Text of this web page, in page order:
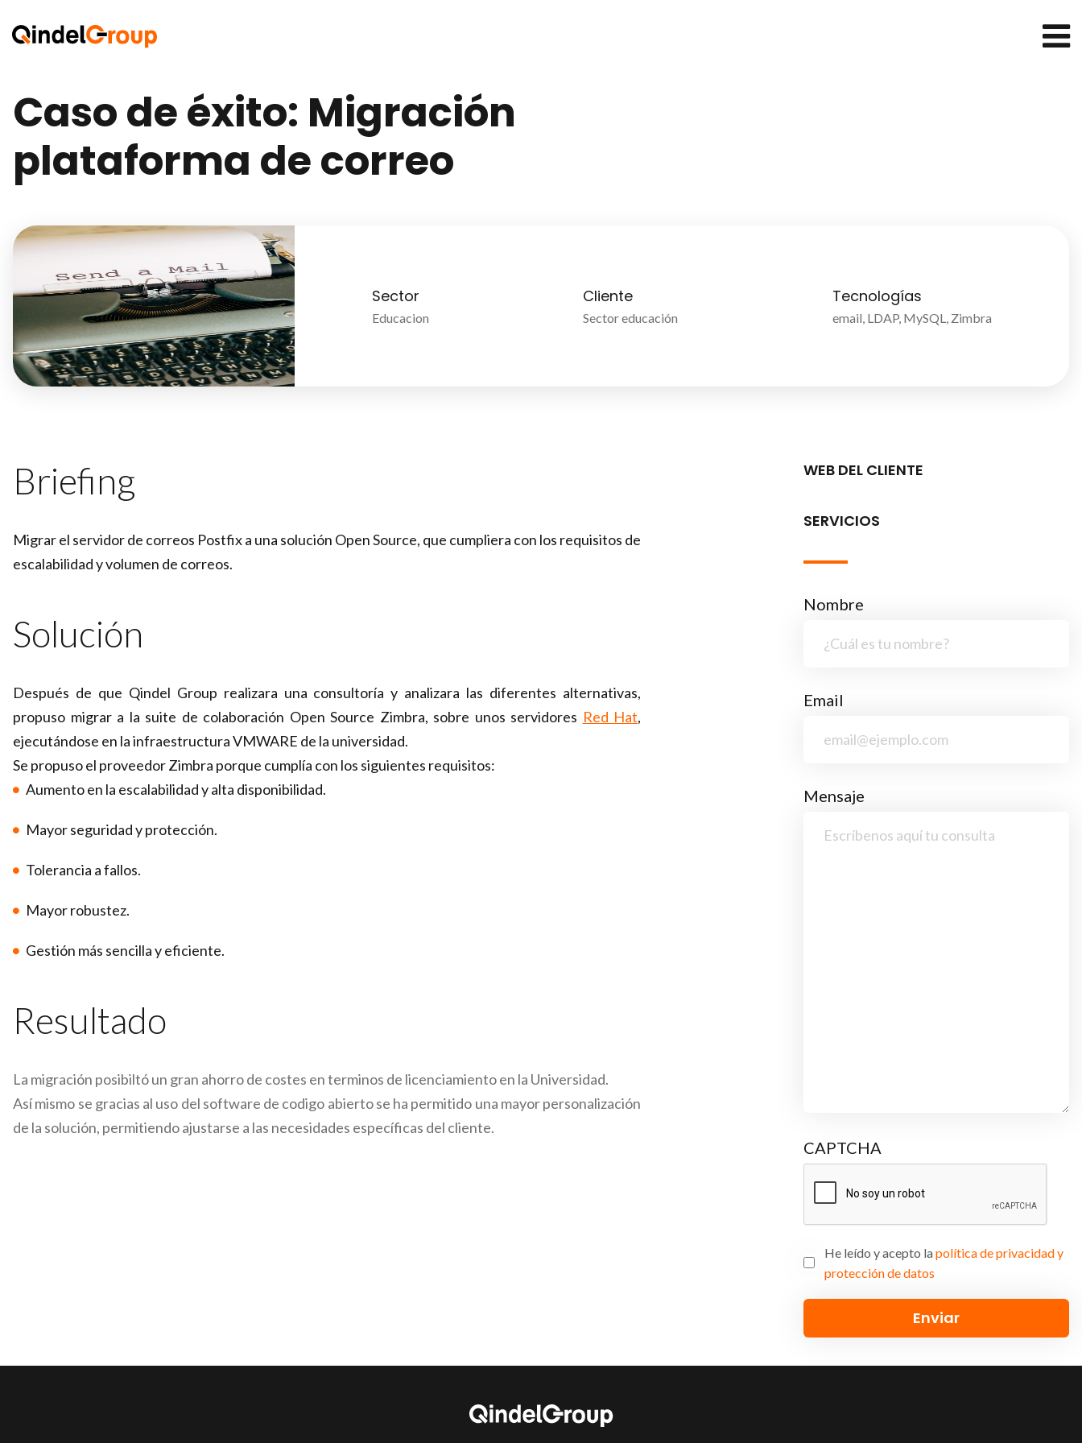
Caso de éxito: Migración
plataforma de correo
Sector
Educacion
Cliente
Sector educación
Tecnologías
email, LDAP, MySQL, Zimbra
Briefing
Migrar el servidor de correos Postfix a una solución Open Source, que cumpliera con los requisitos de
escalabilidad y volumen de correos.
Solución
Después de que Qindel Group realizara una consultoría y analizara las diferentes alternativas,
propuso migrar a la suite de colaboración Open Source Zimbra, sobre unos servidores Red Hat,
ejecutándose en lainfraestructura VMWARE de la universidad.
Se propuso el proveedor Zimbra porque cumplía con los siguientes requisitos:
Aumento en la escalabilidad y alta disponibilidad.
Mayor seguridad y protección.
Tolerancia a fallos.
Mayor robustez.
Gestión más sencilla y eficiente.
Resultado
La migración posibiltó un gran ahorro de costes en terminos de licenciamiento en la Universidad.
Así mismo se gracias al uso del software de codigo abierto se ha permitido una mayor personalización
de la solución, permitiendo ajustarse a las necesidades específicas del cliente.
WEB DEL CLIENTE
SERVICIOS
Nombre
Email
Mensaje
CAPTCHA
He leído y acepto lapolítica de privacidad y
protección de datos